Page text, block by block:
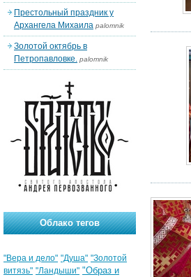
Престольный праздник у
Архангела Михаила palomnik
Золотой октябрь в
Петропавловке. palomnik
Облако тегов
"Вера и дело" "Душа" "Золотой
витязь" "Ландыши" "Образ и